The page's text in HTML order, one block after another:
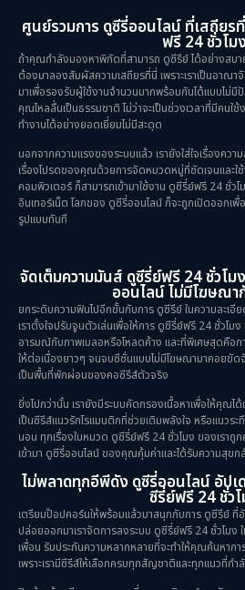
ศูนย์รวมการ ดูซีรี่ออนไลน์ ที่เสถียร
ฟรี 24 ชั่วโม
ถ้าคุณกำลังมองหาพิกัดที่สามารถ ดูซีรีย์ ได้อย่างสบา
ต้องมาลองสัมผัสความเสถียรที่นี่ เพราะเราเป็นอาณ
มาเพื่อรองรับผู้ใช้งานจำนวนมากพร้อมกันได้แบบไม่
คุณไหลลื่นเป็นธรรมชาติ ไม่ว่าจะเป็นช่วงเวลาที่มีคนใ
ทำงานได้อย่างยอดเยี่ยมไม่มีสะดุด
นอกจากความแรงของระบบแล้ว เรายังใส่ใจเรื่องคว
เรื่องโปรดของคุณด้วยการจัดหมวดหมู่ที่ชัดเจนและใ
คอมพิวเตอร์ ก็สามารถเข้ามาใช้งาน ดูซีรี่ย์ฟรี 24 ชั่ว
อินเทอร์เน็ต โลกของ ดูซีรี่ออนไลน์ ก็จะถูกเปิดออกเ
รูปแบบทันที
จัดเต็มความมันส์ ดูซีรี่ย์ฟรี 24 ชั่วโม
ออนไลน์ ไม่มีโฆษณา
ยกระดับความฟินไปอีกขั้นกับการ ดูซีรีย์ ในความละเอี
เราตั้งใจปรับจูนตัวเล่นเพื่อให้การ ดูซีรี่ย์ฟรี 24 ชั่วโ
อารมณ์กับภาพเบลอหรือโหลดค้าง และที่พิเศษสุดคือ
ให้ต่อเนื่องยาวๆ จนจบซีซั่นแบบไม่มีโฆษณามาคอยขั
เป็นพื้นที่พักผ่อนของคอซีรีส์ตัวจริง
ยิ่งไปกว่านั้น เรายังมีระบบคัดกรองเนื้อหาเพื่อให้คุณไ
เป็นซีรีส์แนวรักโรแมนติกที่ช่วยเติมพลังใจ หรือแนวร
นอน ทุกเรื่องในหมวด ดูซีรี่ย์ฟรี 24 ชั่วโมง ของเราถู
เข้ามา ดูซีรี่ออนไลน์ ของคุณคุ้มค่าและได้รับความสุขก
ไม่พลาดทุกอีพีดัง ดูซีรี่ออนไลน์ อัปเ
ซีรี่ย์ฟรี 24 ชั่ว
เตรียมป๊อปคอร์นให้พร้อมแล้วมาสนุกกับการ ดูซีรีย์ ที่
ปล่อยออกมาเราจัดการลงระบบ ดูซีรี่ย์ฟรี 24 ชั่วโมง
เพื่อน รับประกันความหลากหลายที่จะทำให้คุณค้นหากา
เพราะเรามีซีรีส์ให้เลือกครบทุกสัญชาติและทุกแนวที่ก